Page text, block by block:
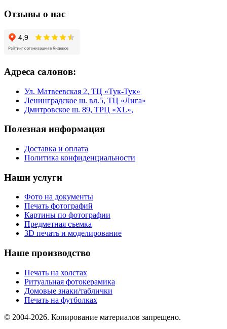
Отзывы о нас
Адреса салонов:
Ул. Матвеевская 2, ТЦ «Тук-Тук»
Ленинградское ш. вл.5, ТЦ «Лига»
Дмитровское ш. 89, ТРЦ «XL»,
Полезная информация
Доставка и оплата
Политика конфиденциальности
Наши услуги
Фото на документы
Печать фотографий
Картины по фотографии
Предметная съемка
3D печать и моделирование
Наше производство
Печать на холстах
Ритуальная фотокерамика
Домовые знаки/таблички
Печать на футболках
© 2004-2026. Копирование материалов запрещено.